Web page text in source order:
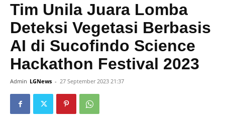
News
Tim Unila Juara Lomba
Deteksi Vegetasi Berbasis
AI di Sucofindo Science
Hackathon Festival 2023
Admin LGNews - 27 September 2023 21:37